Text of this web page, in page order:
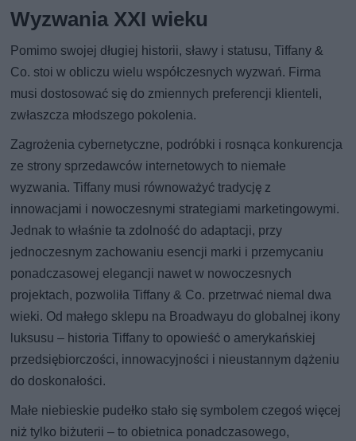
Wyzwania XXI wieku
Pomimo swojej długiej historii, sławy i statusu, Tiffany &
Co. stoi w obliczu wielu współczesnych wyzwań. Firma
musi dostosować się do zmiennych preferencji klienteli,
zwłaszcza młodszego pokolenia.
Zagrożenia cybernetyczne, podróbki i rosnąca konkurencja
ze strony sprzedawców internetowych to niemałe
wyzwania. Tiffany musi równoważyć tradycję z
innowacjami i nowoczesnymi strategiami marketingowymi.
Jednak to właśnie ta zdolność do adaptacji, przy
jednoczesnym zachowaniu esencji marki i przemycaniu
ponadczasowej elegancji nawet w nowoczesnych
projektach, pozwoliła Tiffany & Co. przetrwać niemal dwa
wieki. Od małego sklepu na Broadwayu do globalnej ikony
luksusu – historia Tiffany to opowieść o amerykańskiej
przedsiębiorczości, innowacyjności i nieustannym dążeniu
do doskonałości.
Małe niebieskie pudełko stało się symbolem czegoś więcej
niż tylko biżuterii – to obietnica ponadczasowego,